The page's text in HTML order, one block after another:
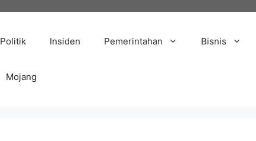
Politik Insiden Pemerintahan Bisnis
Mojang